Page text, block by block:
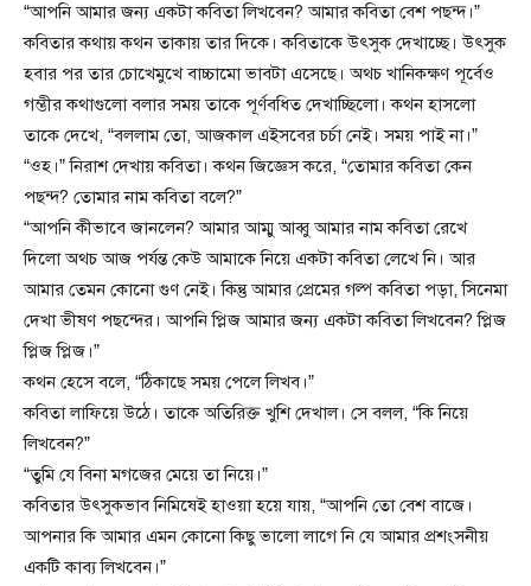
“আপনি আমার জন্য একটা কবিতা লিখবেন? আমার কবিতা বেশ পছন্দ।”
কবিতার কথায় কথন তাকায় তার দিকে। কবিতাকে উৎসুক দেখাচ্ছে। উৎসুক
হবার পর তার চোখেমুখে বাচ্চামো ভাবটা এসেছে। অথচ খানিকক্ষণ পূর্বেও
গম্ভীর কথাগুলো বলার সময় তাকে পূর্ণবধিত দেখাচ্ছিলো। কথন হাসলো
তাকে দেখে, “বললাম তো, আজকাল এইসবের চর্চা নেই। সময় পাই না।”
“ওহ।” নিরাশ দেখায় কবিতা। কথন জিজ্ঞেস করে, “তোমার কবিতা কেন
পছন্দ? তোমার নাম কবিতা বলে?”
“আপনি কীভাবে জানলেন? আমার আম্মু আব্বু আমার নাম কবিতা রেখে
দিলো অথচ আজ পর্যন্ত কেউ আমাকে নিয়ে একটা কবিতা লেখে নি। আর
আমার তেমন কোনো গুণ নেই। কিন্তু আমার প্রেমের গল্প কবিতা পড়া, সিনেমা
দেখা ভীষণ পছন্দের। আপনি প্লিজ আমার জন্য একটা কবিতা লিখবেন? প্লিজ
প্লিজ প্লিজ।”
কথন হেসে বলে, “ঠিকাছে সময় পেলে লিখব।”
কবিতা লাফিয়ে উঠে। তাকে অতিরিক্ত খুশি দেখাল। সে বলল, “কি নিয়ে
লিখবেন?”
“তুমি যে বিনা মগজের মেয়ে তা নিয়ে।”
কবিতার উৎসুকভাব নিমিষেই হাওয়া হয়ে যায়, “আপনি তো বেশ বাজে।
আপনার কি আমার এমন কোনো কিছু ভালো লাগে নি যে আমার প্রশংসনীয়
একটি কাব্য লিখবেন।”